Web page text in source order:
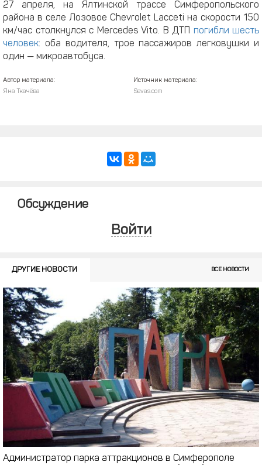
27 апреля, на Ялтинской трассе Симферопольского
района в селе Лозовое Chevrolet Lacceti на скорости 150
км/час столкнулся с Mercedes Vito. В ДТП погибли шесть
человек: оба водителя, трое пассажиров легковушки и
один — микроавтобуса.
Автор материала:
Яна Ткачёва
Источник материала:
Sevas.com
Обсуждение
Войти
Администратор парка аттракционов в Симферополе
ДРУГИЕ НОВОСТИ ВСЕ НОВОСТИ